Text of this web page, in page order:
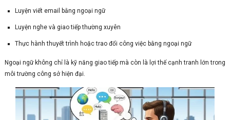
Luyện viết email bằng ngoại ngữ
Luyện nghe và giao tiếp thường xuyên
Thực hành thuyết trình hoặc trao đổi công việc bằng ngoại ngữ
Ngoại ngữ không chỉ là kỹ năng giao tiếp mà còn là lợi thế cạnh tranh lớn trong
môi trường công sở hiện đại.